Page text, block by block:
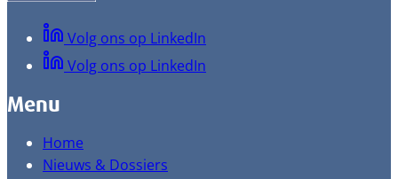
Volg ons op LinkedIn
Volg ons op LinkedIn
Menu
Home
Nieuws & Dossiers